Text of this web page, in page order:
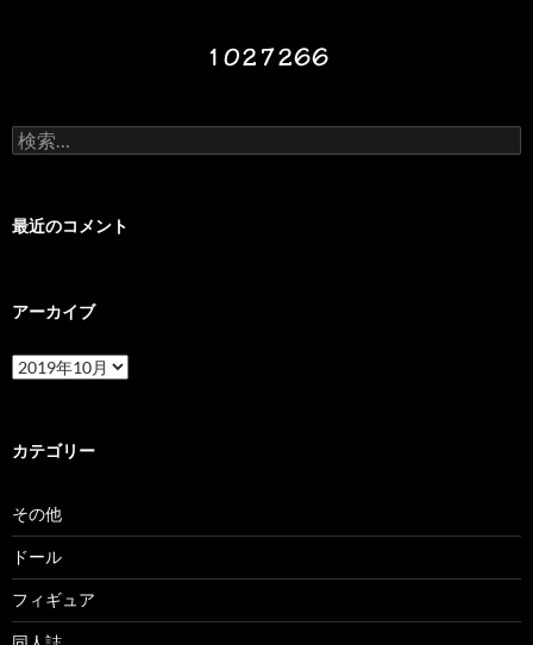
検
索:
最近のコメント
アーカイブ
ア
ー
ブ
カテゴリー
その他
ドール
フィギュア